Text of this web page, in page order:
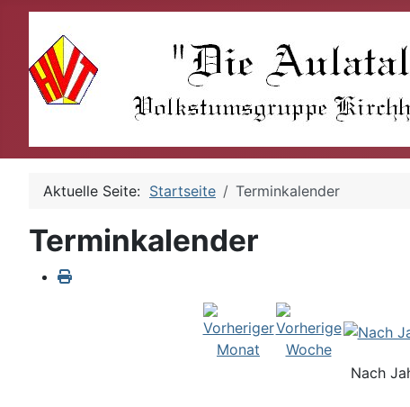
Aktuelle Seite: Startseite Terminkalender
Terminkalender
Nach